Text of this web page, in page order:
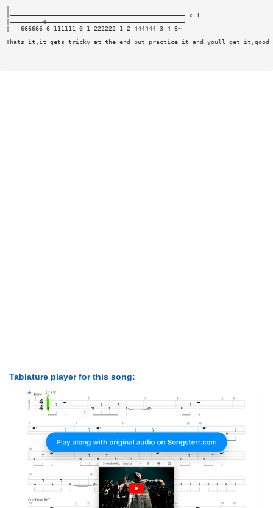
|————————————————————————————————————————————————
|———————————————————————————————————————————————— x 1
|—————————4——————————————————————————————————————
|———666666—6—111111—0—1—222222—1—2—444444—3—4—6~—
Thats it,it gets tricky at the end but practice it and youll get it,good
Tablature player for this song: